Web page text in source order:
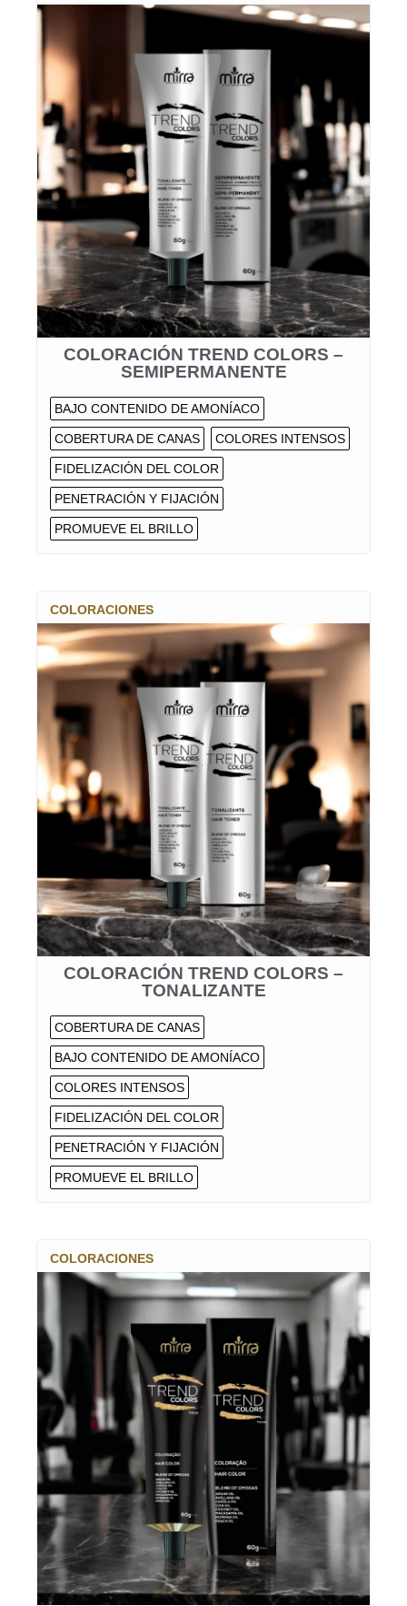
COLORACIÓN TREND COLORS –
SEMIPERMANENTE
BAJO CONTENIDO DE AMONÍACO
COBERTURA DE CANAS COLORES INTENSOS
FIDELIZACIÓN DEL COLOR
PENETRACIÓN Y FIJACIÓN
PROMUEVE EL BRILLO
COLORACIONES
COLORACIÓN TREND COLORS –
TONALIZANTE
COBERTURA DE CANAS
BAJO CONTENIDO DE AMONÍACO
COLORES INTENSOS
FIDELIZACIÓN DEL COLOR
PENETRACIÓN Y FIJACIÓN
PROMUEVE EL BRILLO
COLORACIONES